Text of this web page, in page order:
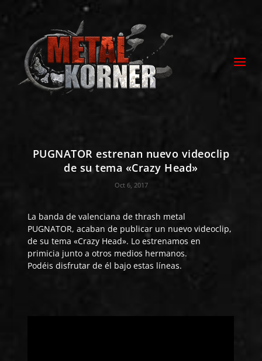
PUGNATOR estrenan nuevo videoclip
de su tema «Crazy Head»
Oct 6, 2017
La banda de valenciana de thrash metal
PUGNATOR, acaban de publicar un nuevo videoclip,
de su tema «Crazy Head». Lo estrenamos en
primicia junto a otros medios hermanos.
Podéis disfrutar de él bajo estas líneas.